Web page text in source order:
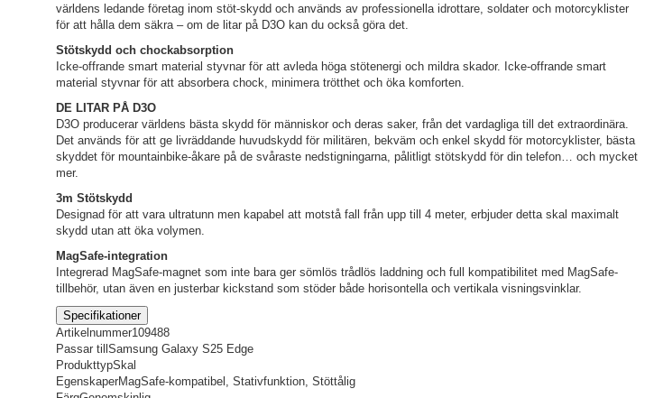
världens ledande företag inom stöt-skydd och används av professionella idrottare, soldater och motorcyklister
för att hålla dem säkra – om de litar på D3O kan du också göra det.
Stötskydd och chockabsorption
Icke-offrande smart material styvnar för att avleda höga stötenergi och mildra skador. Icke-offrande smart
material styvnar för att absorbera chock, minimera trötthet och öka komforten.
DE LITAR PÅ D3O
D3O producerar världens bästa skydd för människor och deras saker, från det vardagliga till det extraordinära.
Det används för att ge livräddande huvudskydd för militären, bekväm och enkel skydd för motorcyklister, bästa
skyddet för mountainbike-åkare på de svåraste nedstigningarna, pålitligt stötskydd för din telefon… och mycket
mer.
3m Stötskydd
Designad för att vara ultratunn men kapabel att motstå fall från upp till 4 meter, erbjuder detta skal maximalt
skydd utan att öka volymen.
MagSafe-integration
Integrerad MagSafe-magnet som inte bara ger sömlös trådlös laddning och full kompatibilitet med MagSafe-
tillbehör, utan även en justerbar kickstand som stöder både horisontella och vertikala visningsvinklar.
Specifikationer
Artikelnummer109488
Passar till Samsung Galaxy S25 Edge
ProdukttypSkal
EgenskaperMagSafe-kompatibel, Stativfunktion, Stöttålig